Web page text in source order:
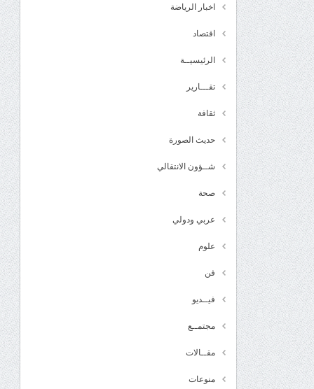
اخبار الرياضة
اقتصاد
الرئيسيــة
تقـــارير
ثقافة
حديث الصورة
شــؤون الانتقالي
صحة
عربي ودولي
علوم
فن
فيــديو
مجتمــع
مقــالات
منوعات